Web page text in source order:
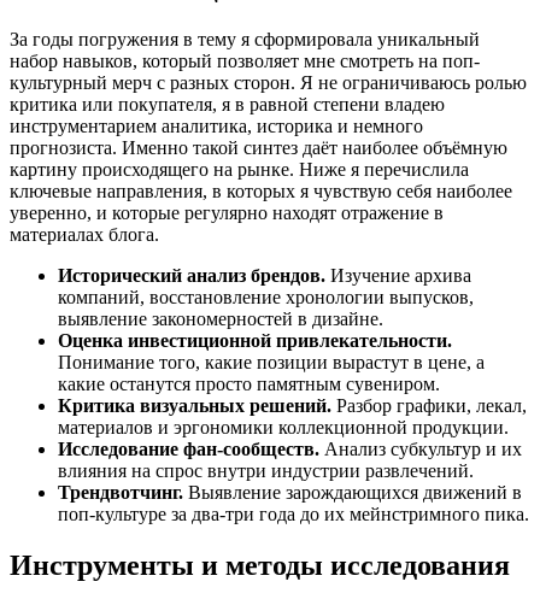
За годы погружения в тему я сформировала уникальный
набор навыков, который позволяет мне смотреть на поп-
культурный мерч с разных сторон. Я не ограничиваюсь ролью
критика или покупателя, я в равной степени владею
инструментарием аналитика, историка и немного
прогнозиста. Именно такой синтез даёт наиболее объёмную
картину происходящего на рынке. Ниже я перечислила
ключевые направления, в которых я чувствую себя наиболее
уверенно, и которые регулярно находят отражение в
материалах блога.
Исторический анализ брендов. Изучение архива
компаний, восстановление хронологии выпусков,
выявление закономерностей в дизайне.
Оценка инвестиционной привлекательности.
Понимание того, какие позиции вырастут в цене, а
какие останутся просто памятным сувениром.
Критика визуальных решений. Разбор графики, лекал,
материалов и эргономики коллекционной продукции.
Исследование фан-сообществ. Анализ субкультур и их
влияния на спрос внутри индустрии развлечений.
Трендвотчинг. Выявление зарождающихся движений в
поп-культуре за два-три года до их мейнстримного пика.
Инструменты и методы исследования